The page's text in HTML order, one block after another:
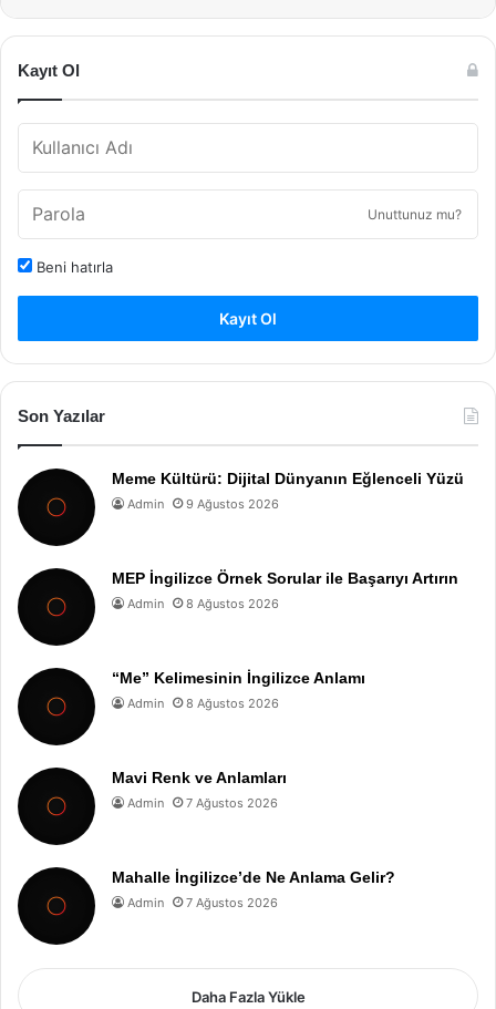
Kayıt Ol
Unuttunuz mu?
Beni hatırla
Kayıt Ol
Son Yazılar
Meme Kültürü: Dijital Dünyanın Eğlenceli Yüzü
Admin 9 Ağustos 2026
MEP İngilizce Örnek Sorular ile Başarıyı Artırın
Admin 8 Ağustos 2026
“Me” Kelimesinin İngilizce Anlamı
Admin 8 Ağustos 2026
Mavi Renk ve Anlamları
Admin 7 Ağustos 2026
Mahalle İngilizce’de Ne Anlama Gelir?
Admin 7 Ağustos 2026
Daha Fazla Yükle